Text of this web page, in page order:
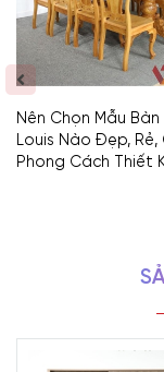
Nên Chọn Mẫu Bàn
Louis Nào Đẹp, Rẻ,
Phong Cách Thiết